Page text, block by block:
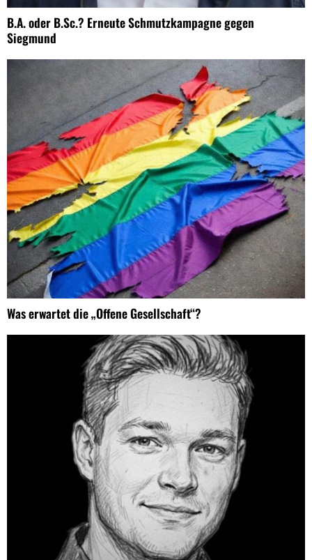
B.A. oder B.Sc.? Erneute Schmutzkampagne gegen
Siegmund
Was erwartet die „Offene Gesellschaft“?